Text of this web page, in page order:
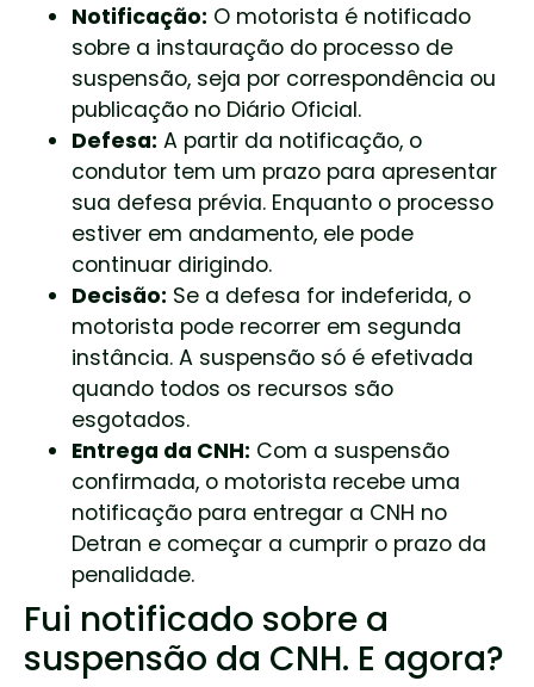
Notificação: O motorista é notificado
sobre a instauração do processo de
suspensão, seja por correspondência ou
publicação no Diário Oficial.
Defesa: A partir da notificação, o
condutor tem um prazo para apresentar
sua defesa prévia. Enquanto o processo
estiver em andamento, ele pode
continuar dirigindo.
Decisão: Se a defesa for indeferida, o
motorista pode recorrer em segunda
instância. A suspensão só é efetivada
quando todos os recursos são
esgotados.
Entrega da CNH: Com a suspensão
confirmada, o motorista recebe uma
notificação para entregar a CNH no
Detran e começar a cumprir o prazo da
penalidade.
Fui notificado sobre a
suspensão da CNH. E agora?